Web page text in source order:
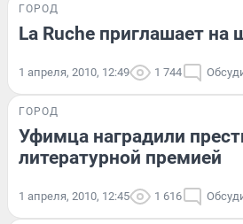
ГОРОД
Lа Ruche приглашает на
1 апреля, 2010, 12:49 1 744
ГОРОД
Уфимца наградили
литературной премией
1 апреля, 2010, 12:45 1 616